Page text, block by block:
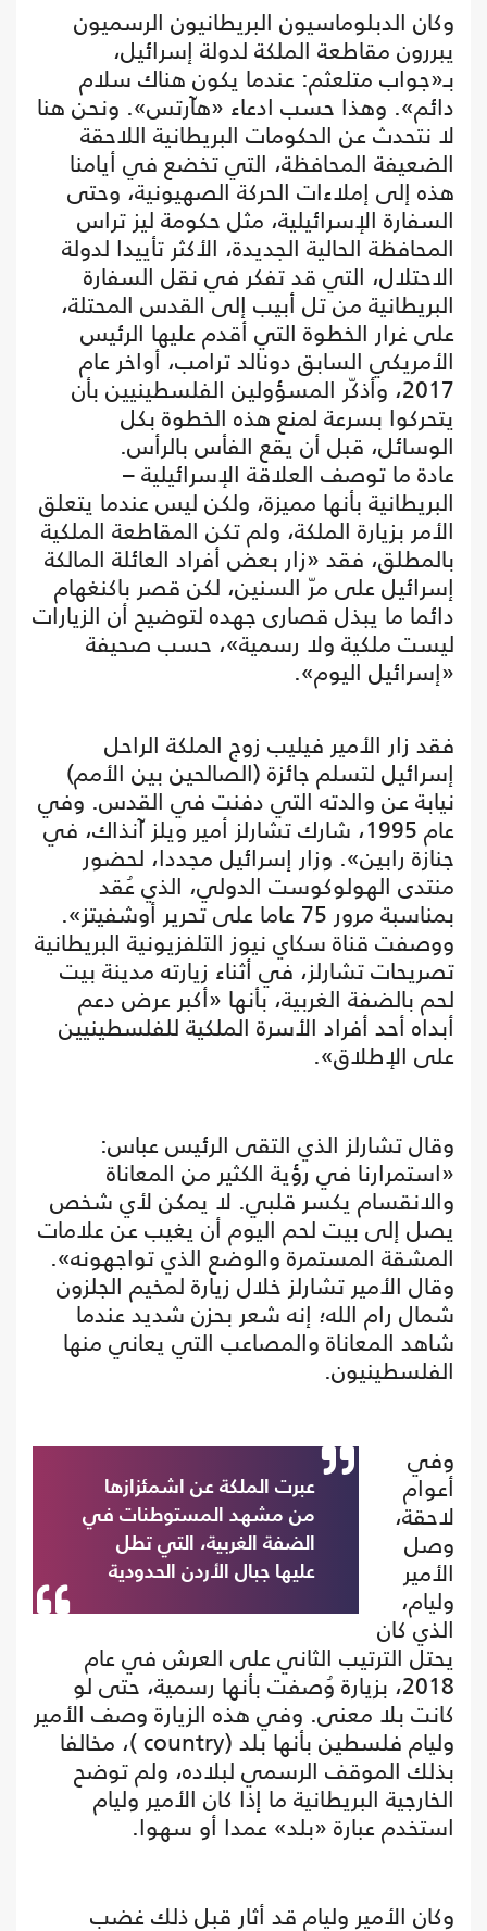
وكان الدبلوماسيون البريطانيون الرسميون
يبررون مقاطعة الملكة لدولة إسرائيل،
بـ«جواب متلعثم: عندما يكون هناك سلام
دائم». وهذا حسب ادعاء «هآرتس». ونحن هنا
لا نتحدث عن الحكومات البريطانية اللاحقة
الضعيفة المحافظة، التي تخضع في أيامنا
هذه إلى إملاءات الحركة الصهيونية، وحتى
السفارة الإسرائيلية، مثل حكومة ليز تراس
المحافظة الحالية الجديدة، الأكثر تأييدا لدولة
الاحتلال، التي قد تفكر في نقل السفارة
البريطانية من تل أبيب إلى القدس المحتلة،
على غرار الخطوة التي أقدم عليها الرئيس
الأمريكي السابق دونالد ترامب، أواخر عام
2017، وأذكّر المسؤولين الفلسطينيين بأن
يتحركوا بسرعة لمنع هذه الخطوة بكل
الوسائل، قبل أن يقع الفأس بالرأس.
عادة ما توصف العلاقة الإسرائيلية –
البريطانية بأنها مميزة، ولكن ليس عندما يتعلق
الأمر بزيارة الملكة، ولم تكن المقاطعة الملكية
بالمطلق، فقد «زار بعض أفراد العائلة المالكة
إسرائيل على مرّ السنين، لكن قصر باكنغهام
دائما ما يبذل قصارى جهده لتوضيح أن الزيارات
ليست ملكية ولا رسمية»، حسب صحيفة
«إسرائيل اليوم».
فقد زار الأمير فيليب زوج الملكة الراحل
إسرائيل لتسلم جائزة (الصالحين بين الأمم)
نيابة عن والدته التي دفنت في القدس. وفي
عام 1995، شارك تشارلز أمير ويلز آنذاك، في
جنازة رابين». وزار إسرائيل مجددا، لحضور
منتدى الهولوكوست الدولي، الذي عُقد
بمناسبة مرور 75 عاما على تحرير أوشفيتز».
ووصفت قناة سكاي نيوز التلفزيونية البريطانية
تصريحات تشارلز، في أثناء زيارته مدينة بيت
لحم بالضفة الغربية، بأنها «أكبر عرض دعم
أبداه أحد أفراد الأسرة الملكية للفلسطينيين
على الإطلاق».
وقال تشارلز الذي التقى الرئيس عباس:
«استمرارنا في رؤية الكثير من المعاناة
والانقسام يكسر قلبي. لا يمكن لأي شخص
يصل إلى بيت لحم اليوم أن يغيب عن علامات
المشقة المستمرة والوضع الذي تواجهونه».
وقال الأمير تشارلز خلال زيارة لمخيم الجلزون
شمال رام الله؛ إنه شعر بحزن شديد عندما
شاهد المعاناة والمصاعب التي يعاني منها
الفلسطينيون.
عبرت الملكة عن اشمئزازها
من مشهد المستوطنات في
الضفة الغربية، التي تطل
عليها جبال الأردن الحدودية
وفي
أعوام
لاحقة،
وصل
الأمير
وليام،
الذي كان
يحتل الترتيب الثاني على العرش في عام
2018، بزيارة وُصفت بأنها رسمية، حتى لو
كانت بلا معنى. وفي هذه الزيارة وصف الأمير
وليام فلسطين بأنها بلد (country )، مخالفا
بذلك الموقف الرسمي لبلاده، ولم توضح
الخارجية البريطانية ما إذا كان الأمير وليام
استخدم عبارة «بلد» عمدا أو سهوا.
وكان الأمير وليام قد أثار قبل ذلك غضب